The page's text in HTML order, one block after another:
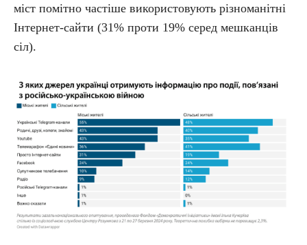
міст помітно частіше використовують різноманітні
Інтернет-сайти (31% проти 19% серед мешканців
сіл).